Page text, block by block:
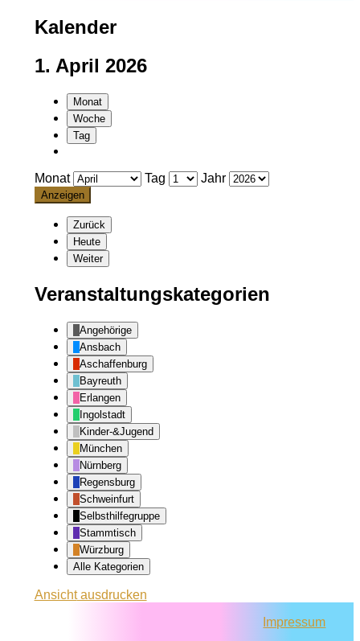
Kalender
1. April 2026
Monat
Woche
Tag
Monat Tag Jahr
Zurück
Heute
Weiter
Veranstaltungskategorien
Angehörige
Ansbach
Aschaffenburg
Bayreuth
Erlangen
Ingolstadt
Kinder-&Jugend
München
Nürnberg
Regensburg
Schweinfurt
Selbsthilfegruppe
Stammtisch
Würzburg
Alle Kategorien
Ansichtausdrucken
Impressum